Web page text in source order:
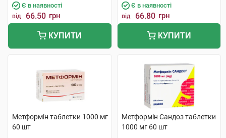
Є в наявності
від 66.50 грн
КУПИТИ
Є в наявності
від 66.80 грн
КУПИТИ
Метформін таблетки 1000 мг
60 шт
Метформін Сандоз таблетки
1000 мг 60 шт